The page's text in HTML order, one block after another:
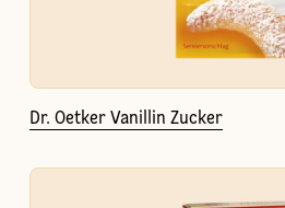
Dr. Oetker Vanillin Zucker